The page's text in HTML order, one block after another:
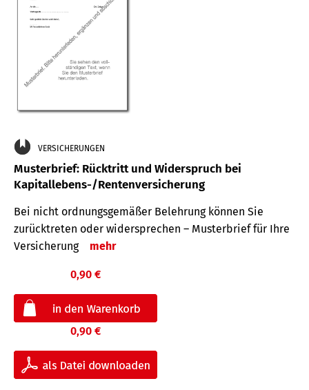
VERSICHERUNGEN
Musterbrief: Rücktritt und Widerspruch bei
Kapitallebens-/Rentenversicherung
Bei nicht ordnungsgemäßer Belehrung können Sie
zurücktreten oder widersprechen – Musterbrief für Ihre
Versicherung
mehr
0,90 €
0,90 €